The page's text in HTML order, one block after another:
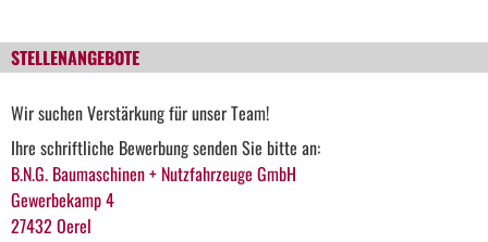
STELLENANGEBOTE
Wir suchen Verstärkung für unser Team!
Ihre schriftliche Bewerbung senden Sie bitte an:
B.N.G. Baumaschinen + Nutzfahrzeuge GmbH
Gewerbekamp 4
27432 Oerel